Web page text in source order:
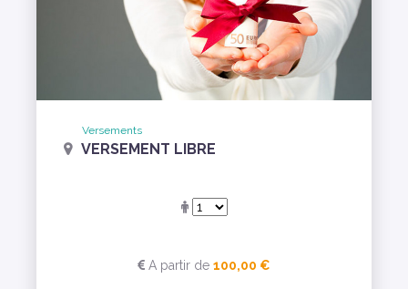
Versements
VERSEMENT LIBRE
A partir de 100,00 €